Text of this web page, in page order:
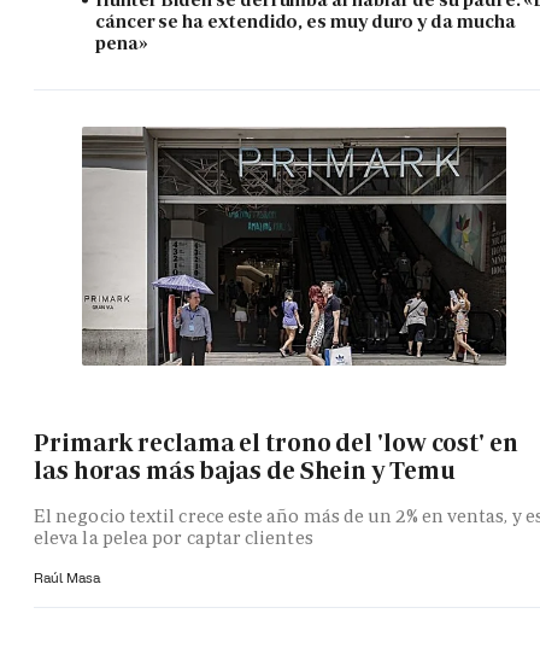
cáncer se ha extendido, es muy duro y da mucha
pena»
Primark reclama el trono del 'low cost' en
las horas más bajas de Shein y Temu
El negocio textil crece este año más de un 2% en ventas, y
eleva la pelea por captar clientes
Raúl Masa